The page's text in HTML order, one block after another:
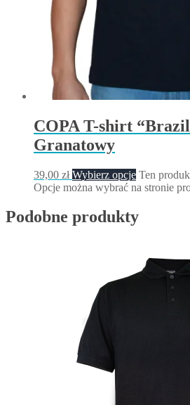
COPA T-shirt
Granatowy
39,00 zł Wybierz opcje Ten
Opcje można wybrać na stronie
Podobne produkty